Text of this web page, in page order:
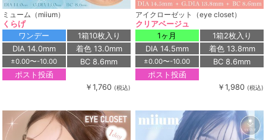
ミューム（miium）
くらげ
ワンデー
1箱10枚入り
DIA 14.0mm
着色 13.0mm
±0.00〜-10.00
BC 8.6mm
ポスト投函
￥1,760 (税込)
アイクローゼット（eye closet）
クリアベージュ
1ヶ月
1箱2枚入り
DIA 14.5mm
着色 13.8mm
±0.00〜-10.00
BC 8.6mm
ポスト投函
￥1,980 (税込)